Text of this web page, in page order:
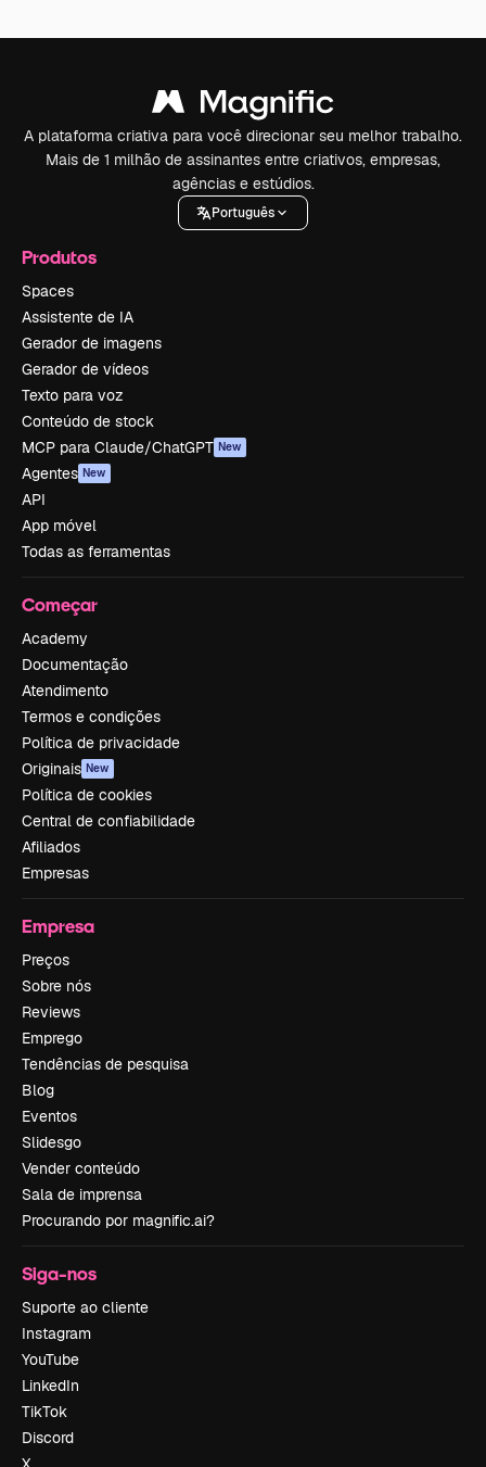
A plataforma criativa para você direcionar seu melhor trabalho.
Mais de 1 milhão de assinantes entre criativos, empresas,
agências e estúdios.
Português
Produtos
Spaces
Assistente de IA
Gerador de imagens
Gerador de vídeos
Texto para voz
Conteúdo de stock
MCP para Claude/ChatGPT New
Agentes New
API
App móvel
Todas as ferramentas
Começar
Academy
Documentação
Atendimento
Termos e condições
Política de privacidade
Originais New
Política de cookies
Central de confiabilidade
Afiliados
Empresas
Empresa
Preços
Sobre nós
Reviews
Emprego
Tendências de pesquisa
Blog
Eventos
Slidesgo
Vender conteúdo
Sala de imprensa
Procurando por magnific.ai?
Siga-nos
Suporte ao cliente
Instagram
YouTube
LinkedIn
TikTok
Discord